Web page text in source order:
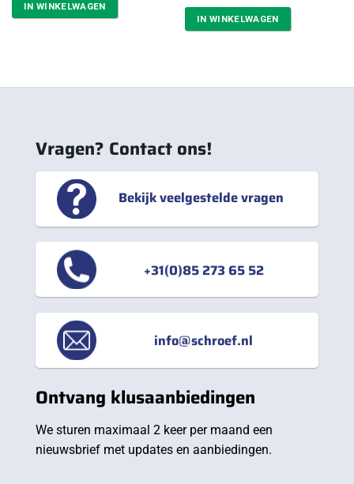
IN WINKELWAGEN
IN WINKELWAGEN
Vragen? Contact ons!
Bekijk veelgestelde vragen
+31(0)85 273 65 52
info@schroef.nl
Ontvang klusaanbiedingen
We sturen maximaal 2 keer per maand een
nieuwsbrief met updates en aanbiedingen.